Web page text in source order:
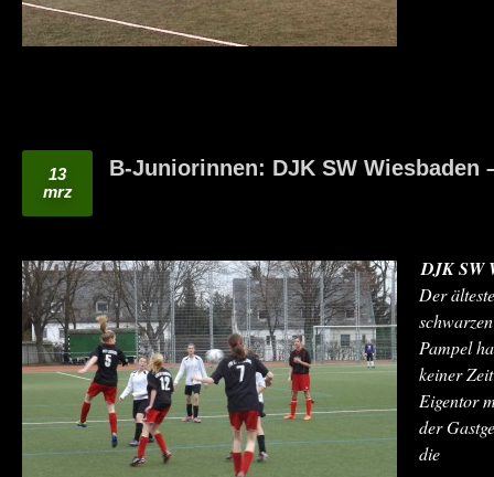
13
mrz
B-Juniorinnen: DJK SW Wiesbaden
DJK SW
Der
Pampel
keiner
Eigentor
der
die